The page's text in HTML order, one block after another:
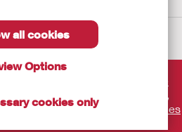
all cookies
Options
cookies only
de confidentialité
Utilisation des
Conditions générales de vente
veuillez lire
fournies sur la notice
l'indication, la description,
les précautions, les
d'emploi du dispositif